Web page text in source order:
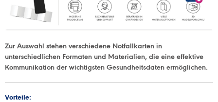
Zur Auswahl stehen verschiedene Notfallkarten in
unterschiedlichen Formaten und Materialien, die eine effektive
Kommunikation der wichtigsten Gesundheitsdaten ermöglichen.
Vorteile: